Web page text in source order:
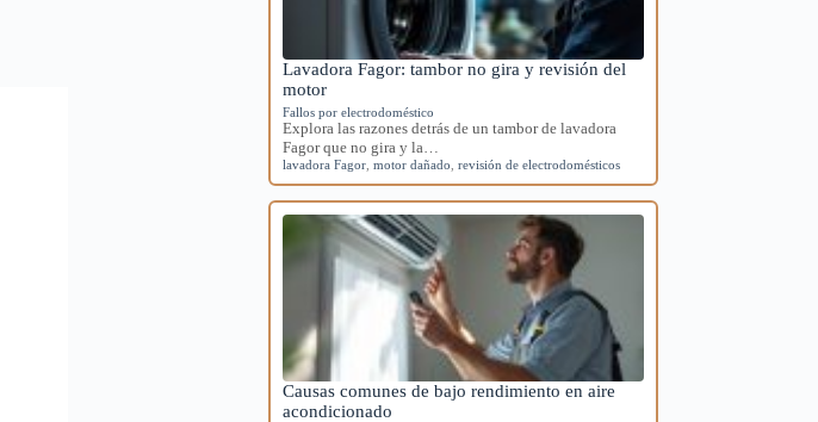
Lavadora Fagor: tambor no gira y revisión del
motor
Fallos por electrodoméstico
Explora las razones detrás de un tambor de lavadora
Fagor que no gira y la…
lavadora Fagor ,motor dañado ,revisión de electrodomésticos
Causas comunes de bajo rendimiento en aire
acondicionado